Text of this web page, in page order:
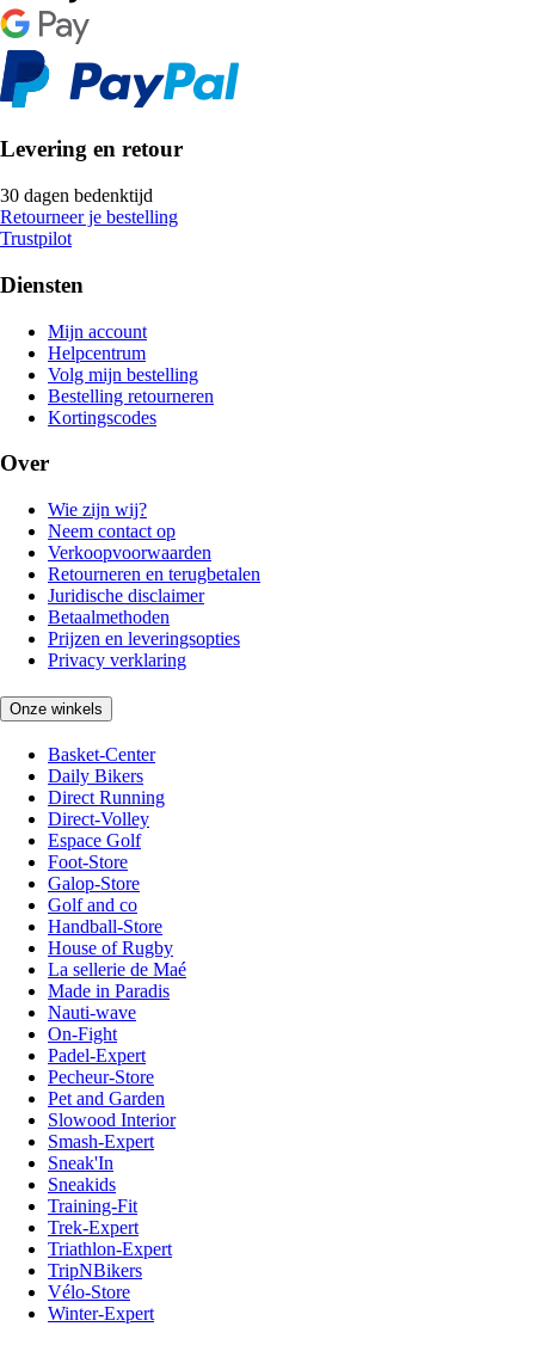
Levering en retour
30 dagen bedenktijd
Retourneer je bestelling
Trustpilot
Diensten
Mijn account
Helpcentrum
Volg mijn bestelling
Bestelling retourneren
Kortingscodes
Over
Wie zijn wij?
Neem contact op
Verkoopvoorwaarden
Retourneren en terugbetalen
Juridische disclaimer
Betaalmethoden
Prijzen en leveringsopties
Privacy verklaring
Onze winkels
Basket-Center
Daily Bikers
Direct Running
Direct-Volley
Espace Golf
Foot-Store
Galop-Store
Golf and co
Handball-Store
House of Rugby
La sellerie de Maé
Made in Paradis
Nauti-wave
On-Fight
Padel-Expert
Pecheur-Store
Pet and Garden
Slowood Interior
Smash-Expert
Sneak'In
Sneakids
Training-Fit
Trek-Expert
Triathlon-Expert
TripNBikers
Vélo-Store
Winter-Expert